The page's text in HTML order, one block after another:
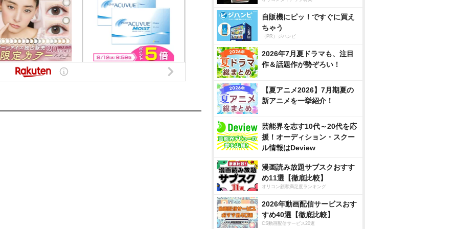
自販機にピッ！ですぐに買え
ちゃう
（PR）ジハンピ
2026年7月夏ドラマも、注目
作＆話題作が勢ぞろい！
【夏アニメ2026】7月期夏の
新アニメを一挙紹介！
芸能界を志す10代～20代を応
援！オーディション・スクー
ル情報はDeview
漫画読み放題サブスクおすす
め11選【徹底比較】
オリコン顧客満足度ランキング
2026年動画配信サービスおす
すめ40選【徹底比較】
CS動画配信サービス20選